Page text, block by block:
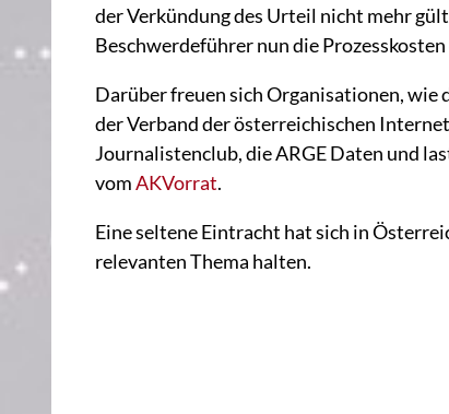
der Verkündung des Urteil nicht mehr
Beschwerdeführer nun die
Darüber freuen sich Organisationen,
der Verband der österreichischen
Journalistenclub, die ARGE Daten und
vomAKVorrat.
Eine seltene Eintracht hat sich in
relevanten Thema halten.